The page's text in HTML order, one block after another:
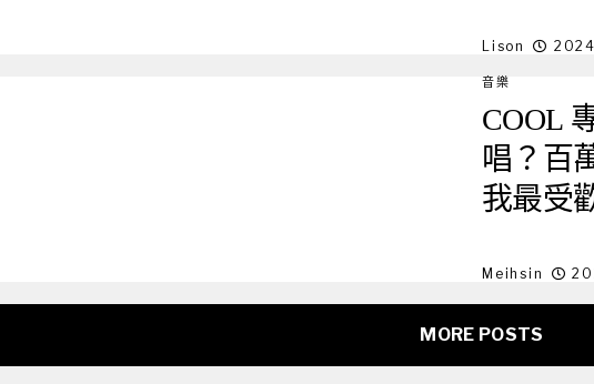
Lison
音樂
COOL
唱？百
我最受
Meihsin
MORE POSTS